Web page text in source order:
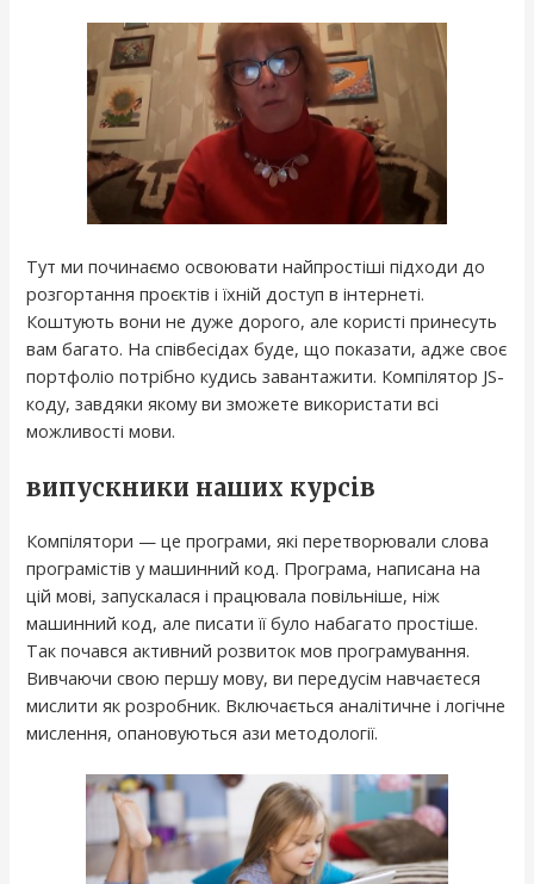
Тут ми починаємо освоювати найпростіші підходи до
розгортання проєктів і їхній доступ в інтернеті.
Коштують вони не дуже дорого, але користі принесуть
вам багато. На співбесідах буде, що показати, адже своє
портфоліо потрібно кудись завантажити. Компілятор JS-
коду, завдяки якому ви зможете використати всі
можливості мови.
випускники наших курсів
Компілятори — це програми, які перетворювали слова
програмістів у машинний код. Програма, написана на
цій мові, запускалася і працювала повільніше, ніж
машинний код, але писати її було набагато простіше.
Так почався активний розвиток мов програмування.
Вивчаючи свою першу мову, ви передусім навчаєтеся
мислити як розробник. Включається аналітичне і логічне
мислення, опановуються ази методології.